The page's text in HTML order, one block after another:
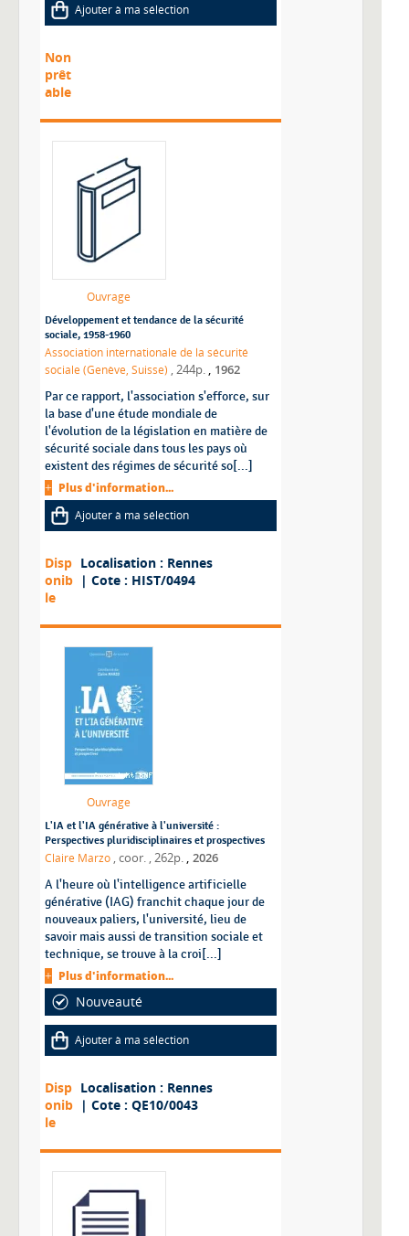
Ajouter à ma sélection
Non
prêt
able
Ouvrage
Développement et tendance de la sécurité
sociale, 1958-1960
Association internationale de la sécurité
sociale (Genève, Suisse) , 244p.
1962
Par ce rapport, l'association s'efforce, sur
la base d'une étude mondiale de
l'évolution de la législation en matière de
sécurité sociale dans tous les pays où
existent des régimes de sécurité so[...]
Plus d'information...
Ajouter à ma sélection
Disp
onib
le
Localisation : Rennes
| Cote : HIST/0494
Ouvrage
L'IA et l'IA générative à l'université :
Perspectives pluridisciplinaires et prospectives
Claire Marzo , coor. , 262p. 2026
A l'heure où l'intelligence artificielle
générative (IAG) franchit chaque jour de
nouveaux paliers, l'université, lieu de
savoir mais aussi de transition sociale et
technique, se trouve à la croi[...]
Plus d'information...
Nouveauté
Ajouter à ma sélection
Disp
onib
le
Localisation : Rennes
| Cote : QE10/0043